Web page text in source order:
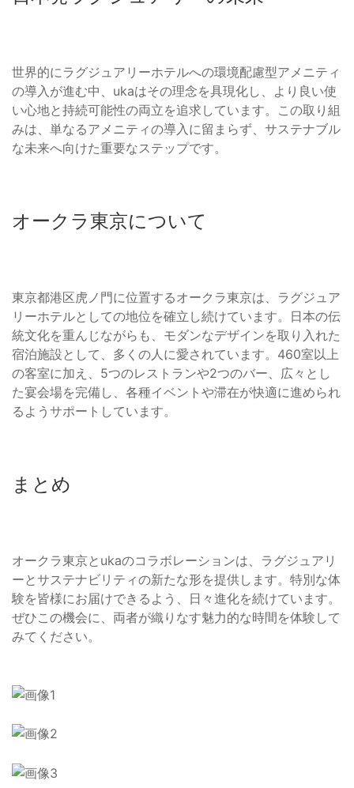
世界的にラグジュアリーホテルへの環境配慮型アメニティ
の導入が進む中、ukaはその理念を具現化し、より良い使
い心地と持続可能性の両立を追求しています。この取り組
みは、単なるアメニティの導入に留まらず、サステナブル
な未来へ向けた重要なステップです。
オークラ東京について
東京都港区虎ノ門に位置するオークラ東京は、ラグジュア
リーホテルとしての地位を確立し続けています。日本の伝
統文化を重んじながらも、モダンなデザインを取り入れた
宿泊施設として、多くの人に愛されています。460室以上
の客室に加え、5つのレストランや2つのバー、広々とし
た宴会場を完備し、各種イベントや滞在が快適に進められ
るようサポートしています。
まとめ
オークラ東京とukaのコラボレーションは、ラグジュアリ
ーとサステナビリティの新たな形を提供します。特別な体
験を皆様にお届けできるよう、日々進化を続けています。
ぜひこの機会に、両者が織りなす魅力的な時間を体験して
みてください。